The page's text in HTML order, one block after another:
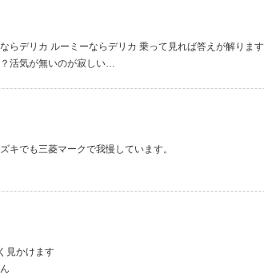
らデリカ ルーミーならデリカ 乗って見れば答えが解りま
活気が無いのが寂しい…
キでも三菱マークで我慢しています。
見かけます